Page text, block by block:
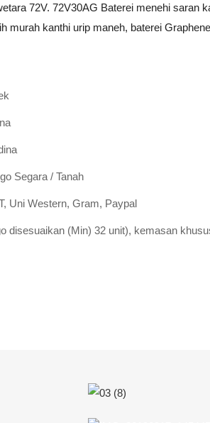
72V. 72V30AG Baterei menehi saran
murah kanthi urip maneh, baterei
Segara / Tanah
Uni Western, Gram, Paypal
disesuaikan (Min) 32 unit), kemasan